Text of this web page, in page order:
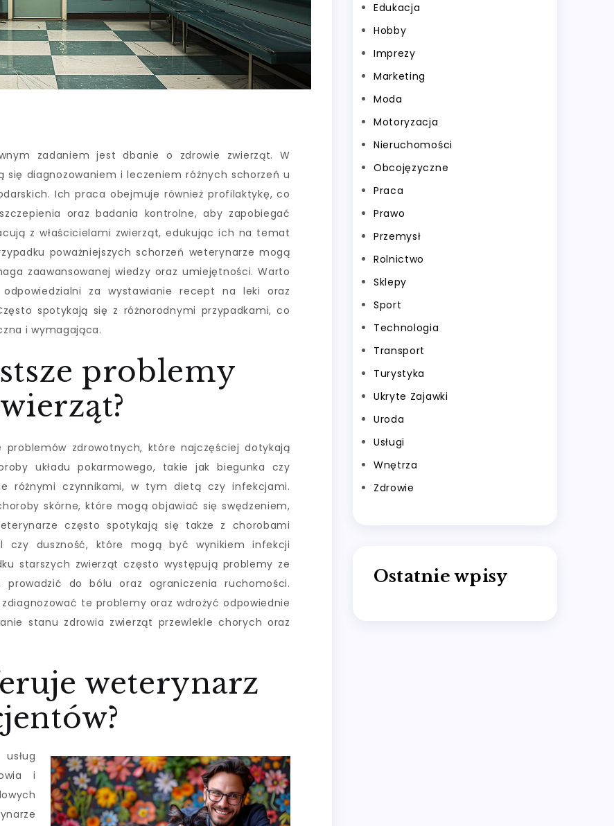
zadaniem jest dbanie o zdrowie zwierząt. W
diagnozowaniem i leczeniem różnych schorzeń u
Ich praca obejmuje również profilaktykę, co
oraz badania kontrolne, aby zapobiegać
z właścicielami zwierząt, edukując ich na temat
poważniejszych schorzeń weterynarze mogą
zaawansowanej wiedzy oraz umiejętności. Warto
za wystawianie recept na leki oraz
spotykają się z różnorodnymi przypadkami, co
i wymagająca.
problemy
zdrowotnych, które najczęściej dotykają
układu pokarmowego, takie jak biegunka czy
różnymi czynnikami, w tym dietą czy infekcjami.
skórne, które mogą objawiać się swędzeniem,
często spotykają się także z chorobami
czy duszność, które mogą być wynikiem infekcji
starszych zwierząt często występują problemy ze
do bólu oraz ograniczenia ruchomości.
te problemy oraz wdrożyć odpowiednie
stanu zdrowia zwierząt przewlekle chorych oraz
weterynarz
i
Edukacja
Hobby
Imprezy
Marketing
Moda
Motoryzacja
Nieruchomości
Obcojęzyczne
Praca
Prawo
Przemysł
Rolnictwo
Sklepy
Sport
Technologia
Transport
Turystyka
Ukryte Zajawki
Uroda
Usługi
Wnętrza
Zdrowie
Ostatnie wpisy